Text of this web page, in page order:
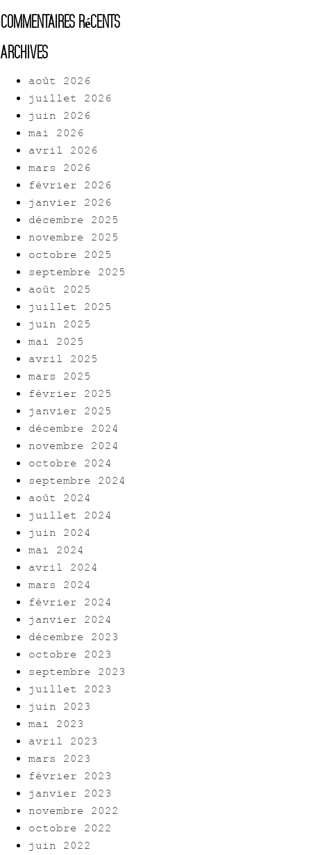
Commentaires récents
Archives
août 2026
juillet 2026
juin 2026
mai 2026
avril 2026
mars 2026
février 2026
janvier 2026
décembre 2025
novembre 2025
octobre 2025
septembre 2025
août 2025
juillet 2025
juin 2025
mai 2025
avril 2025
mars 2025
février 2025
janvier 2025
décembre 2024
novembre 2024
octobre 2024
septembre 2024
août 2024
juillet 2024
juin 2024
mai 2024
avril 2024
mars 2024
février 2024
janvier 2024
décembre 2023
octobre 2023
septembre 2023
juillet 2023
juin 2023
mai 2023
avril 2023
mars 2023
février 2023
janvier 2023
novembre 2022
octobre 2022
juin 2022